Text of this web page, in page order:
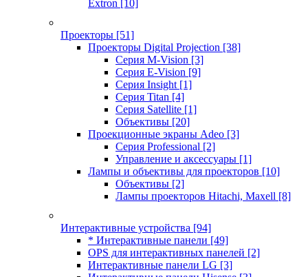
Extron [10]
Проекторы [51]
Проекторы Digital Projection [38]
Серия M-Vision [3]
Серия E-Vision [9]
Серия Insight [1]
Серия Titan [4]
Серия Satellite [1]
Объективы [20]
Проекционные экраны Adeo [3]
Серия Professional [2]
Управление и аксессуары [1]
Лампы и объективы для проекторов [10]
Объективы [2]
Лампы проекторов Hitachi, Maxell [8]
Интерактивные устройства [94]
* Интерактивные панели [49]
OPS для интерактивных панелей [2]
Интерактивные панели LG [3]